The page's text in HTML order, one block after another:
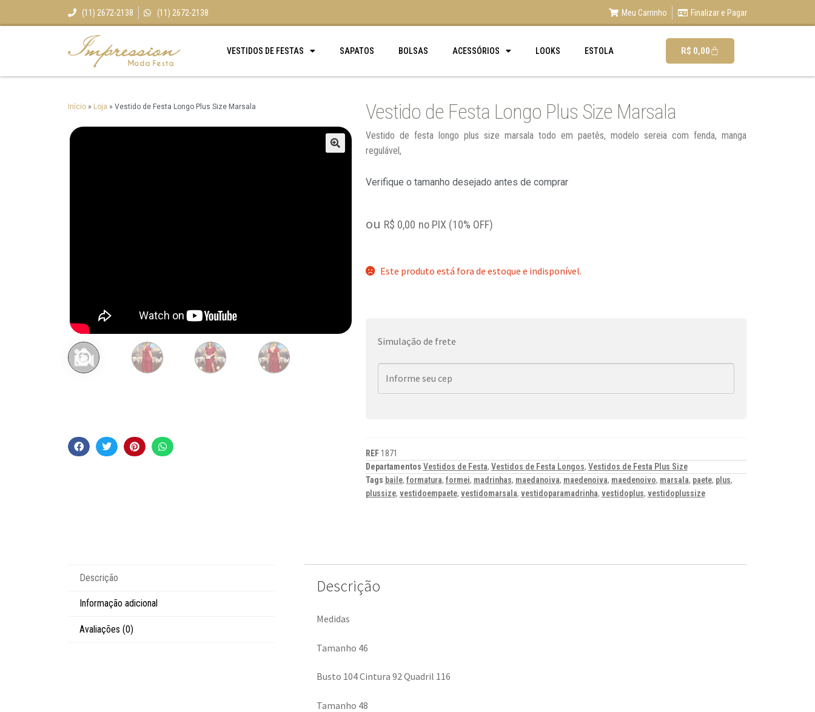
(11) 2672-2138 (11) 2672-2138 Meu Carrinho Finalizar e Pagar
VESTIDOS DE FESTAS SAPATOS BOLSAS ACESSÓRIOS LOOKS ESTOLA R$ 0,00
Início » Loja » Vestido de Festa Longo Plus Size Marsala Vestido de Festa Longo Plus Size Marsala
Vestido de festa longo plus size marsala todo em paetês, modelo sereia com fenda, manga
regulável,
Verifique o tamanho desejado antes de comprar
ou R$ 0,00 no PIX (10% OFF)
Este produto está fora de estoque e indisponível.
Simulação de frete
REF 1871
Departamentos Vestidos de Festa, Vestidos de Festa Longos, Vestidos de Festa Plus Size
Tags baile, formatura, formei, madrinhas, maedanoiva, maedenoiva, maedenoivo, marsala, paete, plus,
plussize, vestidoempaete, vestidomarsala, vestidoparamadrinha, vestidoplus, vestidoplussize
Descrição
Informação adicional
Avaliações (0)
Descrição
Medidas
Tamanho 46
Busto 104 Cintura 92 Quadril 116
Tamanho 48